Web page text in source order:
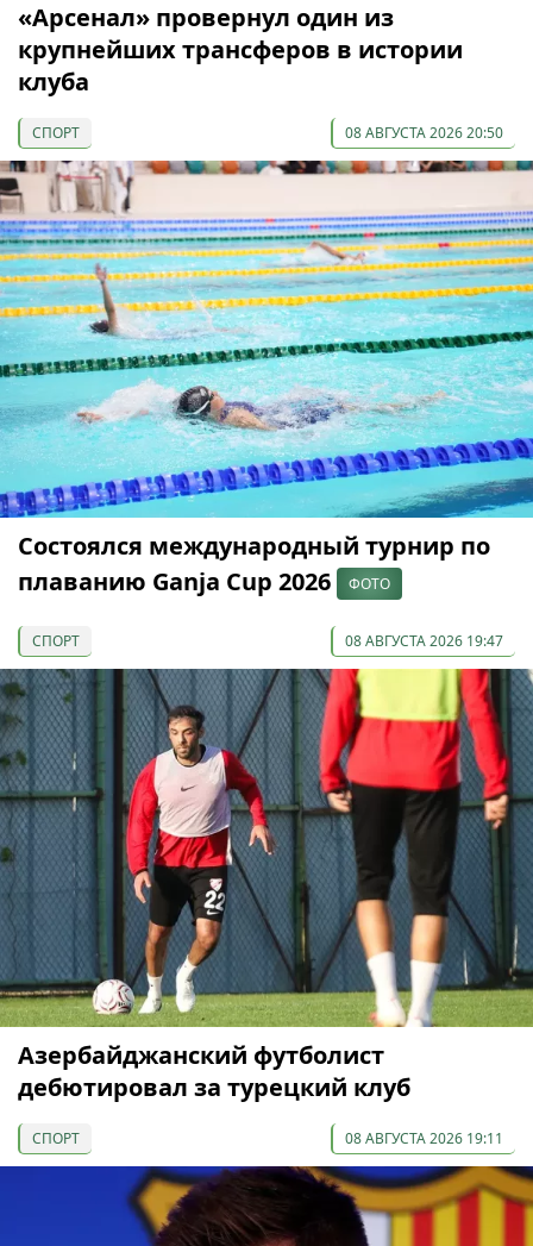
«Арсенал» провернул один из
крупнейших трансферов в истории
клуба
СПОРТ 08 АВГУСТА 2026 20:50
Состоялся международный турнир по
плаванию Ganja Cup 2026
ФОТО
СПОРТ 08 АВГУСТА 2026 19:47
Азербайджанский футболист
дебютировал за турецкий клуб
СПОРТ 08 АВГУСТА 2026 19:11